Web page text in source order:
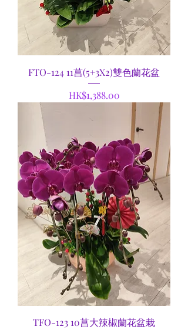
FTO-124 11菖(5+3X2)雙色蘭花盆
Price
HK$1,388.00
TFO-123 10菖大辣椒蘭花盆栽